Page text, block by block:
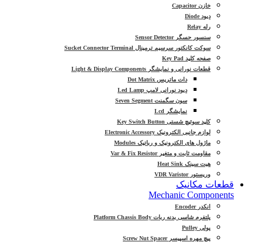
خازن Capacitor
دیود Diode
رله Relay
سنسور حسگر Sensor Detector
سوکت کانکتور سرسیم ترمینال Sucket Connector Terminal
صفحه کلید Key Pad
قطعات نورانی و نمایشگر Light & Display Components
دات ماتریس Dot Matrix
دیود نورانی لامپ Led Lamp
سون سگمنت Seven Segment
نمایشگر Lcd
کلید سوئیچ شستی Key Switch Button
لوازم جانبی الکترونیک Electronic Accessory
ماژول های الکترونیک و رباتیک Modules
مقاومت ثابت و متغیر Var & Fix Resistor
هیت سینک Heat Sink
وریستور VDR Varistor
قطعات مکانیک
Mechanic Components
انکدر Encoder
پلتفرم شاسی بدنه ربات Platform Chassis Body
پولی Pulley
پیچ مهره اسپیسر Screw Nut Spacer